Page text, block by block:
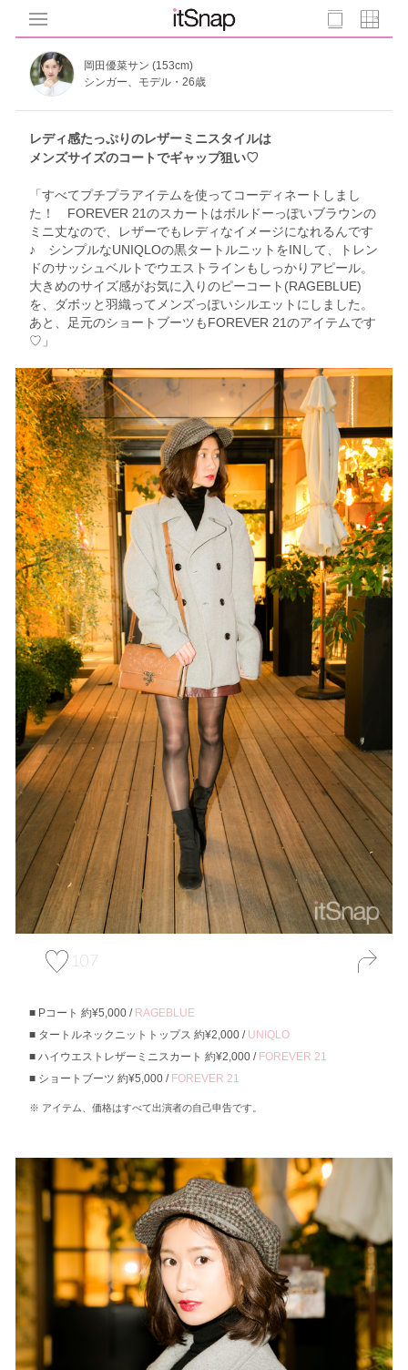
岡田優菜サン (153cm)
シンガー、モデル・26歳
レディ感たっぷりのレザーミニスタイルは
メンズサイズのコートでギャップ狙い♡
「すべてプチプラアイテムを使ってコーディネートしまし
た！ FOREVER 21のスカートはボルドーっぽいブラウンの
ミニ丈なので、レザーでもレディなイメージになれるんです
♪ シンプルなUNIQLOの黒タートルニットをINして、トレン
ドのサッシュベルトでウエストラインもしっかりアピール。
大きめのサイズ感がお気に入りのピーコート(RAGEBLUE)
を、ダボッと羽織ってメンズっぽいシルエットにしました。
あと、足元のショートブーツもFOREVER 21のアイテムです
♡」
107
Pコート 約¥5,000 / RAGEBLUE
タートルネックニットトップス 約¥2,000 / UNIQLO
ハイウエストレザーミニスカート 約¥2,000 / FOREVER 21
ショートブーツ 約¥5,000 / FOREVER 21
アイテム、価格はすべて出演者の自己申告です。